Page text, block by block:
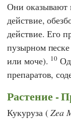
Они оказывают
действие,
действие. Его
пузырном
или моче). 10
препаратов,
Растение -
Кукуруза (Zea